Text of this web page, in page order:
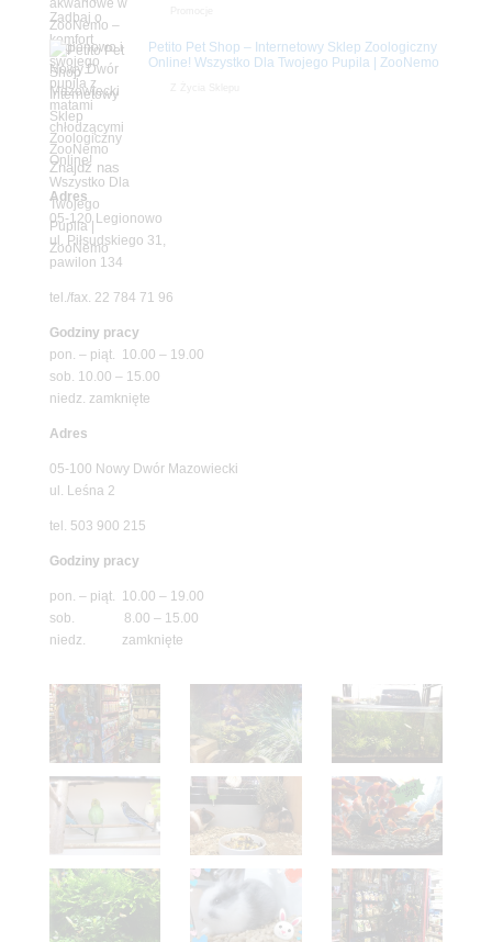
Petito Pet Shop – Internetowy Sklep Zoologiczny
Online! Wszystko Dla Twojego Pupila | ZooNemo
Znajdź nas
Adres
05-120 Legionowo
ul. Piłsudskiego 31,
pawilon 134
tel./fax. 22 784 71 96
Godziny pracy
pon. – piąt. 10.00 – 19.00
sob. 10.00 – 15.00
niedz. zamknięte
Adres
05-100 Nowy Dwór Mazowiecki
ul. Leśna 2
tel. 503 900 215
Godziny pracy
pon. – piąt. 10.00 – 19.00
sob. 8.00 – 15.00
niedz. zamknięte